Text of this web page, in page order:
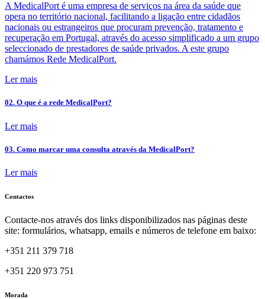
A MedicalPort é uma empresa de serviços na área da saúde que
opera no território nacional, facilitando a ligação entre cidadãos
nacionais ou estrangeiros que procuram prevenção, tratamento e
recuperação em Portugal, através do acesso simplificado a um grupo
seleccionado de prestadores de saúde privados. A este grupo
chamámos Rede MedicalPort.
Ler mais
02. O que é a rede MedicalPort?
Ler mais
03. Como marcar uma consulta através da MedicalPort?
Ler mais
Contactos
Contacte-nos através dos links disponibilizados nas páginas deste
site: formulários, whatsapp, emails e números de telefone em baixo:
+351 211 379 718
+351 220 973 751
Morada